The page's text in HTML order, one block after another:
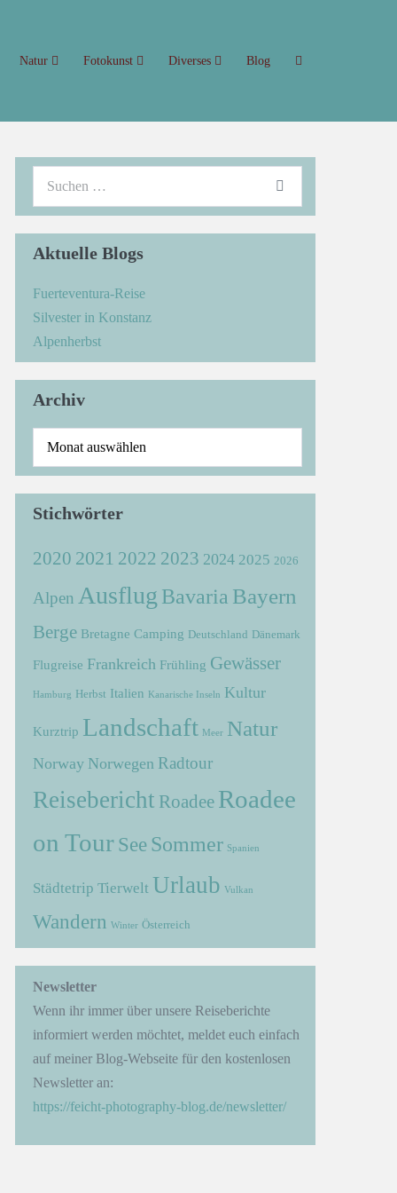
Natur Fotokunst Diverses Blog
Aktuelle Blogs
Fuerteventura-Reise
Silvester in Konstanz
Alpenherbst
Archiv
Stichwörter
2020 2021 2022 2023 2024 2025 2026
Alpen Ausflug Bavaria Bayern
Berge Bretagne Camping Deutschland Dänemark
Flugreise Frankreich Frühling Gewässer
Hamburg Herbst Italien Kanarische Inseln Kultur
Kurztrip Landschaft Meer Natur
Norway Norwegen Radtour
Reisebericht Roadee Roadee
on Tour See Sommer Spanien
Städtetrip Tierwelt Urlaub Vulkan
Wandern Winter Österreich
Newsletter
Wenn ihr immer über unsere Reiseberichte
informiert werden möchtet, meldet euch einfach
auf meiner Blog-Webseite für den kostenlosen
Newsletter an:
https://feicht-photography-blog.de/newsletter/